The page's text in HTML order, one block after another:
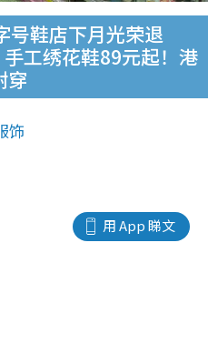
号鞋店下月光荣退
工绣花鞋89元起！港
穿
饰
用 App 睇文